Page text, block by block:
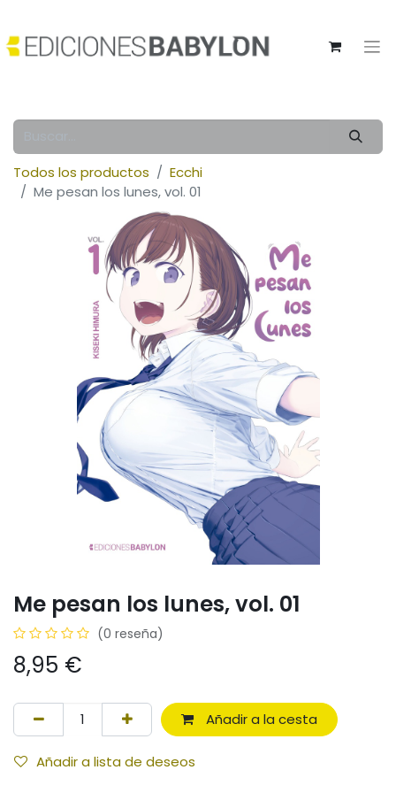
Todos los productos
Ecchi
Me pesan los lunes, vol. 01
Me pesan los lunes, vol. 01
(0 reseña)
8,95 €
Añadir a la cesta
Añadir a lista de deseos